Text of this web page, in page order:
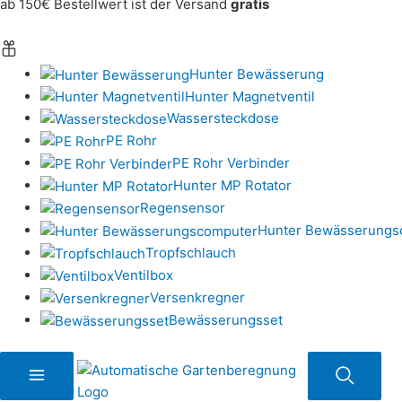
ab 150€ Bestellwert ist der Versand gratis
Hunter Bewässerung
Hunter Magnetventil
Wassersteckdose
PE Rohr
PE Rohr Verbinder
Hunter MP Rotator
Regensensor
Hunter
Tropfschlauch
Ventilbox
Versenkregner
Bewässerungsset